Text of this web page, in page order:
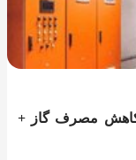
کاهش مصرف گاز +